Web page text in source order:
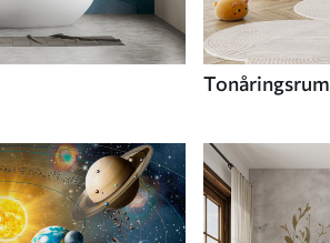
Tonåringsrum